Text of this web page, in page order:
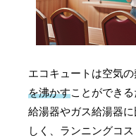
エコキュートは空気
を沸かすことができ
給湯器やガス給湯器
しく、ランニングコ